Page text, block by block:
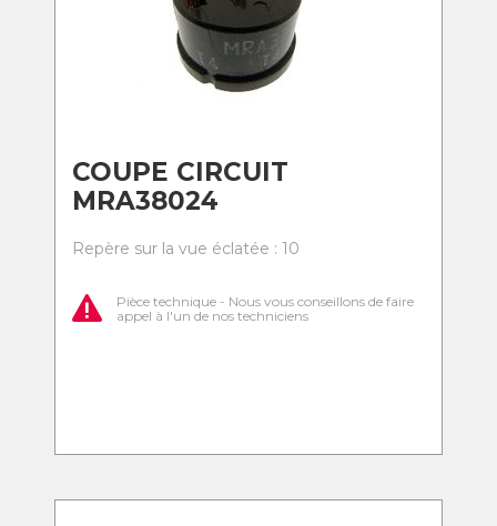
COUPE CIRCUIT
MRA38024
Repère sur la vue éclatée : 10
Pièce technique - Nous vous conseillons de faire
appel à l'un de nos techniciens